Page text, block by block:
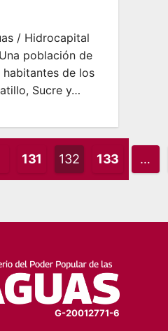
/ Hidrocapital
población de
de los
Sucre y…
131 132 133 …
G-20012771-6